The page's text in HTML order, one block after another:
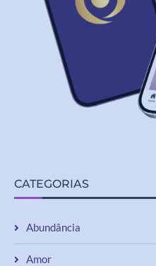
CATEGORIAS
Abundância
Amor